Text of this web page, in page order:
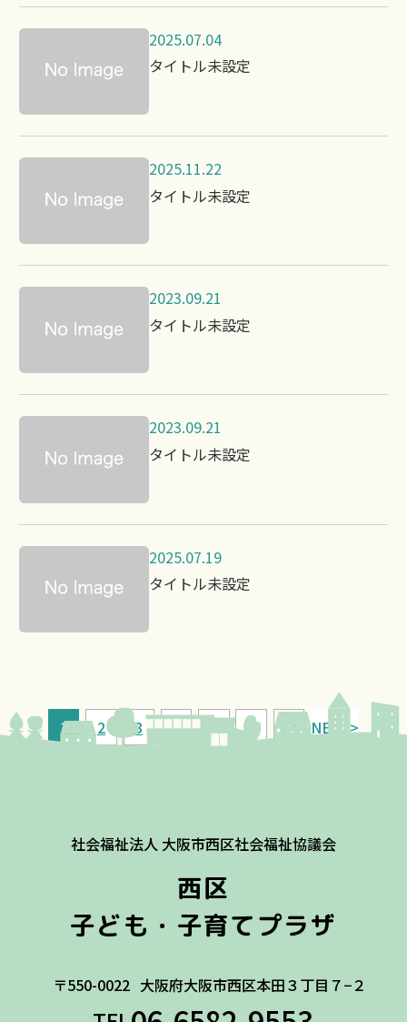
2025.07.04
タイトル未設定
2025.11.22
タイトル未設定
2023.09.21
タイトル未設定
2023.09.21
タイトル未設定
2025.07.19
タイトル未設定
1 2 3 4 13 14 NEXT>
社会福祉法人 大阪市西区社会福祉協議会
西区
子ども・子育てプラザ
〒550-0022 大阪府大阪市西区本田３丁目７−２